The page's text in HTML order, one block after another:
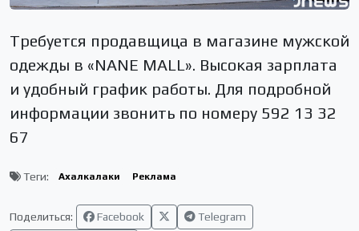
Требуется продавщица в магазине мужской
одежды в «NANE MALL». Высокая зарплата
и удобный график работы. Для подробной
информации звонить по номеру 592 13 32
67
Теги: Ахалкалаки Реклама
Поделиться: Facebook
Telegram